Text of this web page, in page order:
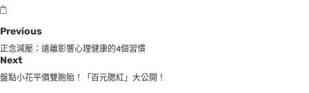
Previous
正念減壓：遠離影響心理健康的4個習慣
Next
盤點小花平價雙胞胎！「百元腮紅」大公開！